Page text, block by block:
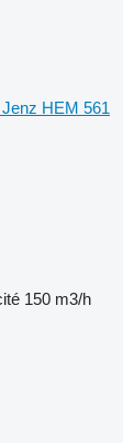
HEM 561
150 m3/h